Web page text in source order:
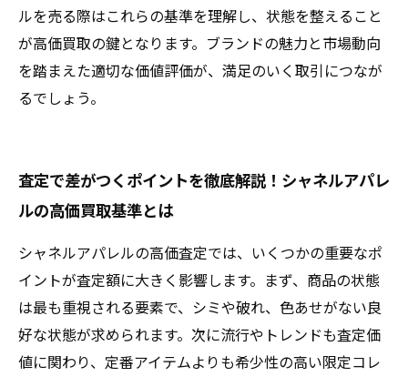
ルを売る際はこれらの基準を理解し、状態を整えること
が高価買取の鍵となります。ブランドの魅力と市場動向
を踏まえた適切な価値評価が、満足のいく取引につなが
るでしょう。
査定で差がつくポイントを徹底解説！シャネルアパレ
ルの高価買取基準とは
シャネルアパレルの高価査定では、いくつかの重要なポ
イントが査定額に大きく影響します。まず、商品の状態
は最も重視される要素で、シミや破れ、色あせがない良
好な状態が求められます。次に流行やトレンドも査定価
値に関わり、定番アイテムよりも希少性の高い限定コレ